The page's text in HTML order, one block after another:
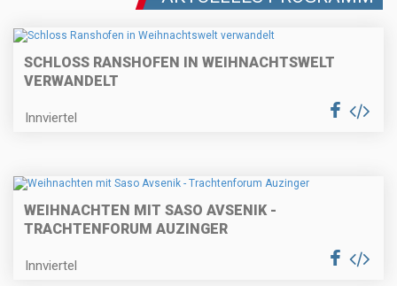
SCHLOSS RANSHOFEN IN WEIHNACHTSWELT
VERWANDELT
Innviertel
WEIHNACHTEN MIT SASO AVSENIK -
TRACHTENFORUM AUZINGER
Innviertel